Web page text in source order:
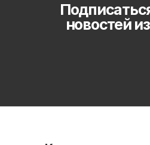
новостей